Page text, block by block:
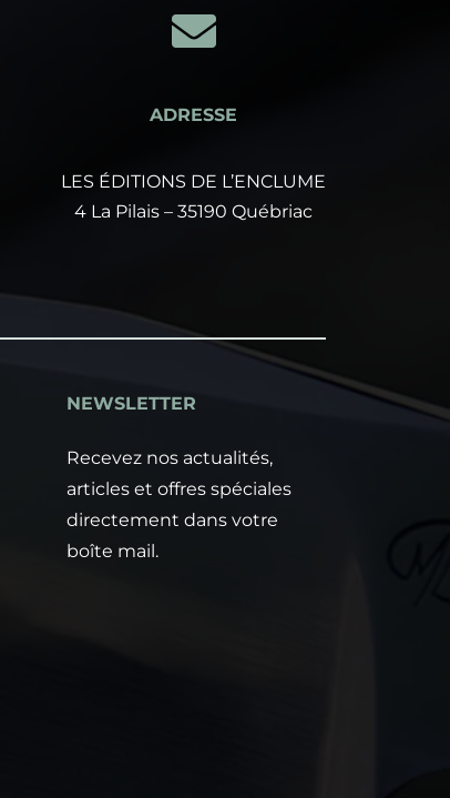

ADRESSE
LES ÉDITIONS DE L’ENCLUME
4 La Pilais – 35190 Québriac
NEWSLETTER
Recevez nos actualités,
articles et offres spéciales
directement dans votre
boîte mail.